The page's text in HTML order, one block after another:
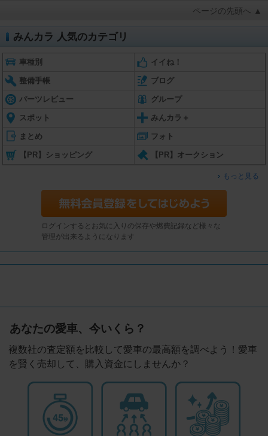
ページの先頭へ ▲
みんカラ 人気のカテゴリ
車種別 イイね！
整備手帳 ブログ
パーツレビュー グループ
スポット みんカラ＋
まとめ フォト
【PR】ショッピング 【PR】オークション
もっと見る
ログインするとお気に入りの保存や燃費記録など様々な
管理が出来るようになります
あなたの愛車、今いくら？
複数社の査定額を比較して愛車の最高額を調べよう！愛車
を賢く売却して、購入資金にしませんか？